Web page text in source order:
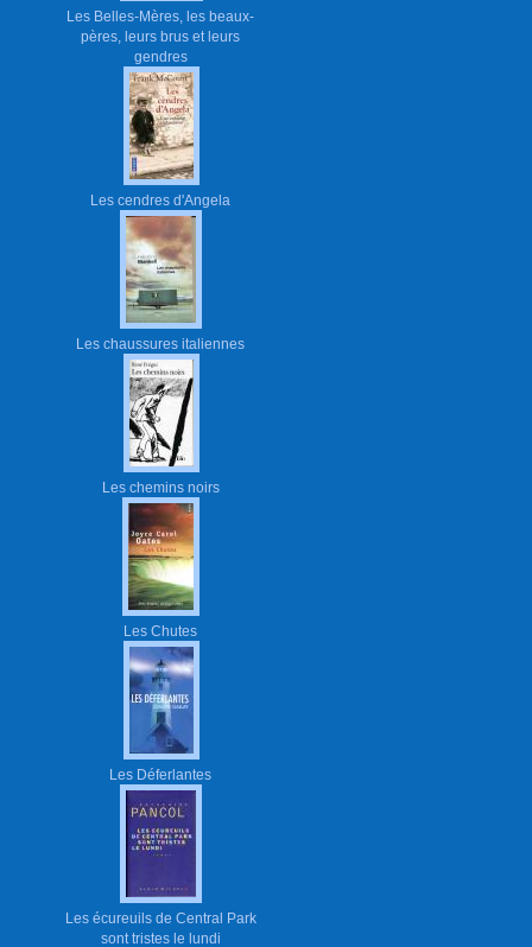
Les Belles-Mères, les beaux-
pères, leurs brus et leurs
gendres
Les cendres d'Angela
Les chaussures italiennes
Les chemins noirs
Les Chutes
Les Déferlantes
Les écureuils de Central Park
sont tristes le lundi